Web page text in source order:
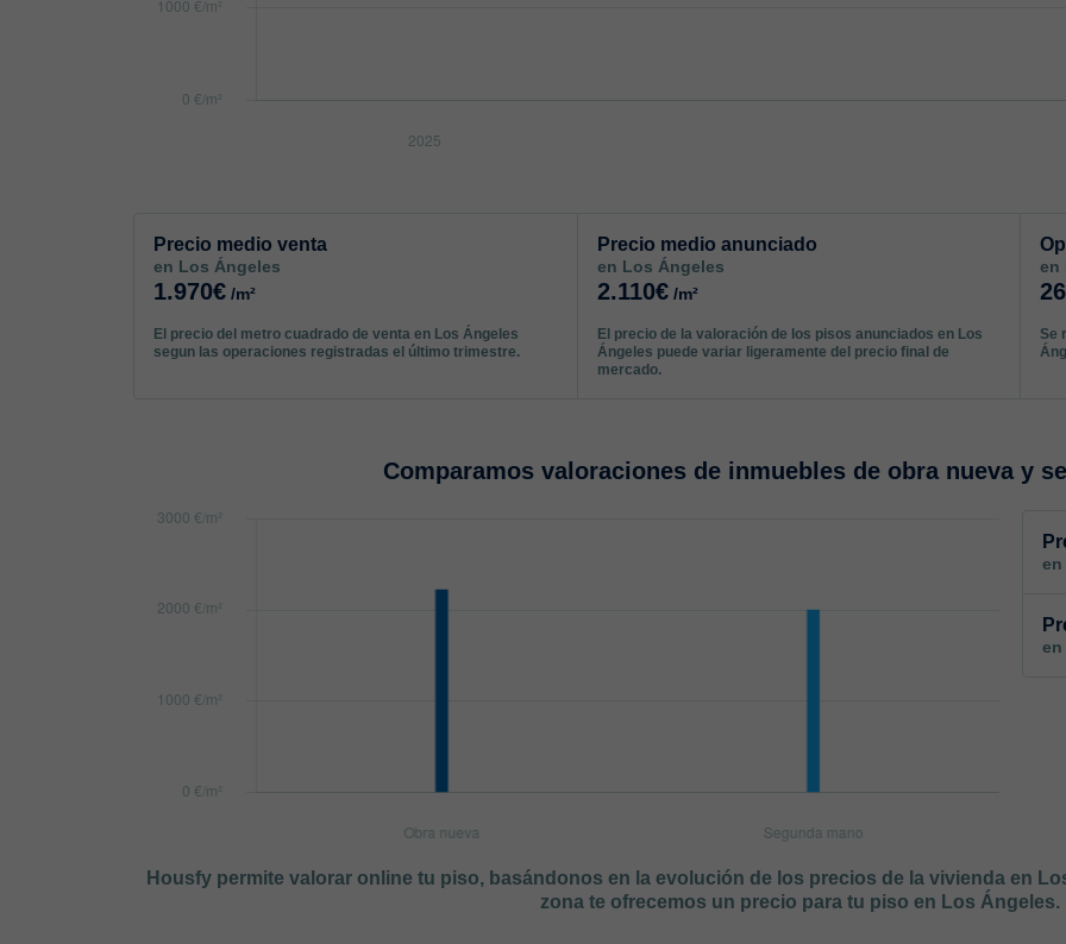
Precio medio venta
en Los Ángeles
1.970€ /m²
El precio del metro cuadrado de venta en Los Ángeles
segun las operaciones registradas el último trimestre.
Precio medio anunciado
en Los Ángeles
2.110€/m²
El precio de la valoración de los pisos anunciados en Los
Ángeles puede variar ligeramente del precio final de
mercado.
en
Se
Comparamos valoraciones de inmuebles de obra nueva y
en
en
Housfy permite valorar online tu piso, basándonos en la evolución de los precios de la vivienda en
zona te ofrecemos un precio para tu piso en Los Ángeles.